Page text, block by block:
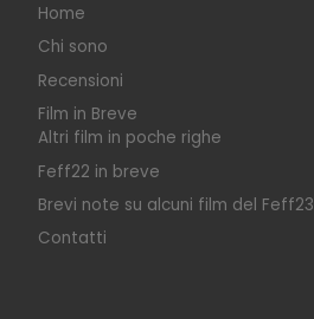
Home
Chi sono
Recensioni
Film in Breve
Altri film in poche righe
Feff22 in breve
Brevi note su alcuni film del Feff23
Contatti